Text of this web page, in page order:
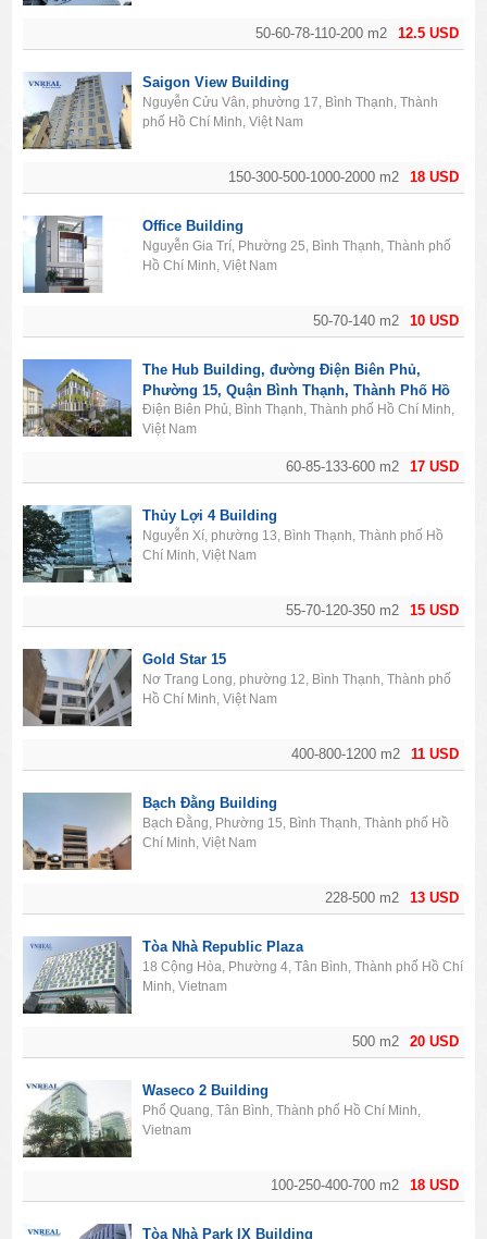
12.5 USD
50-60-78-110-200 m2
18 USD
150-300-500-1000-2000 m2
Saigon View Building
Nguyễn Cửu Vân, phường 17, Bình Thạnh, Thành
phố Hồ Chí Minh, Việt Nam
10 USD
50-70-140 m2
Office Building
Nguyễn Gia Trí, Phường 25, Bình Thạnh, Thành phố
Hồ Chí Minh, Việt Nam
17 USD
60-85-133-600 m2
The Hub Building, đường Điện Biên Phủ,
Phường 15, Quận Bình Thạnh, Thành Phố Hồ
Chí Minh
Điện Biên Phủ, Bình Thạnh, Thành phố Hồ Chí Minh,
Việt Nam
15 USD
55-70-120-350 m2
Thủy Lợi 4 Building
Nguyễn Xí, phường 13, Bình Thạnh, Thành phố Hồ
Chí Minh, Việt Nam
11 USD
400-800-1200 m2
Gold Star 15
Nơ Trang Long, phường 12, Bình Thạnh, Thành phố
Hồ Chí Minh, Việt Nam
13 USD
228-500 m2
Bạch Đằng Building
Bạch Đằng, Phường 15, Bình Thạnh, Thành phố Hồ
Chí Minh, Việt Nam
20 USD
500 m2
Tòa Nhà Republic Plaza
18 Cộng Hòa, Phường 4, Tân Bình, Thành phố Hồ Chí
Minh, Vietnam
18 USD
100-250-400-700 m2
Waseco 2 Building
Phổ Quang, Tân Bình, Thành phố Hồ Chí Minh,
Vietnam
Tòa Nhà Park IX Building